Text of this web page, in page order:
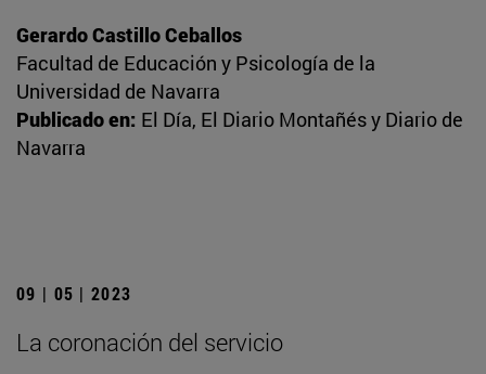
Gerardo Castillo Ceballos
Facultad de Educación y Psicología de la
Universidad de Navarra
Publicado en: El Día, El Diario Montañés y Diario de
Navarra
09 | 05 | 2023
La coronación del servicio